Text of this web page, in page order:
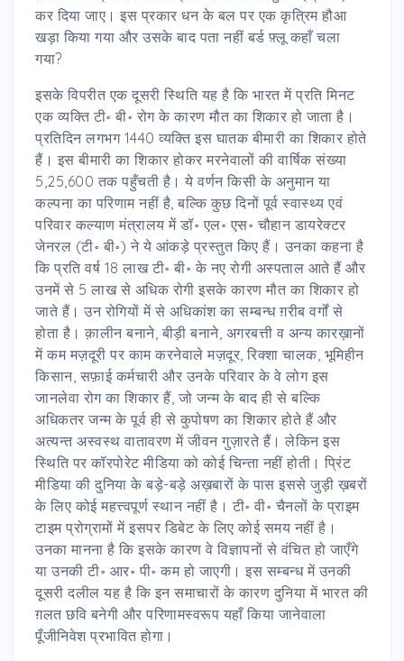
कर दिया जाए। इस प्रकार धन के बल पर एक कृत्रिम हौआ
खड़ा किया गया और उसके बाद पता नहीं बर्ड फ़्लू कहाँ चला
गया?
इसके विपरीत एक दूसरी स्थिति यह है कि भारत में प्रति मिनट
एक व्यक्ति टी॰ बी॰ रोग के कारण मौत का शिकार हो जाता है।
प्रतिदिन लगभग 1440 व्यक्ति इस घातक बीमारी का शिकार होते
हैं। इस बीमारी का शिकार होकर मरनेवालों की वार्षिक संख्या
5,25,600 तक पहुँचती है। ये वर्णन किसी के अनुमान या
कल्पना का परिणाम नहीं है, बल्कि कुछ दिनों पूर्व स्वास्थ्य एवं
परिवार कल्याण मंत्रालय में डॉ॰ एल॰ एस॰ चौहान डायरेक्टर
जेनरल (टी॰ बी॰) ने ये आंकड़े प्रस्तुत किए हैं। उनका कहना है
कि प्रति वर्ष 18 लाख टी॰ बी॰ के नए रोगी अस्पताल आते हैं और
उनमें से 5 लाख से अधिक रोगी इसके कारण मौत का शिकार हो
जाते हैं। उन रोगियों में से अधिकांश का सम्बन्ध ग़रीब वर्गों से
होता है। क़ालीन बनाने, बीड़ी बनाने, अगरबत्ती व अन्य कारख़ानों
में कम मज़दूरी पर काम करनेवाले मज़दूर, रिक्शा चालक, भूमिहीन
किसान, सफ़ाई कर्मचारी और उनके परिवार के वे लोग इस
जानलेवा रोग का शिकार हैं, जो जन्म के बाद ही से बल्कि
अधिकतर जन्म के पूर्व ही से कुपोषण का शिकार होते हैं और
अत्यन्त अस्वस्थ वातावरण में जीवन गुज़ारते हैं। लेकिन इस
स्थिति पर कॉरपोरेट मीडिया को कोई चिन्ता नहीं होती। प्रिंट
मीडिया की दुनिया के बड़े-बड़े अख़बारों के पास इससे जुड़ी ख़बरों
के लिए कोई महत्त्वपूर्ण स्थान नहीं है। टी॰ वी॰ चैनलों के प्राइम
टाइम प्रोग्रामों में इसपर डिबेट के लिए कोई समय नहीं है।
उनका मानना है कि इसके कारण वे विज्ञापनों से वंचित हो जाएँगे
या उनकी टी॰ आर॰ पी॰ कम हो जाएगी। इस सम्बन्ध में उनकी
दूसरी दलील यह है कि इन समाचारों के कारण दुनिया में भारत की
ग़लत छवि बनेगी और परिणामस्वरूप यहाँ किया जानेवाला
पूँजीनिवेश प्रभावित होगा।